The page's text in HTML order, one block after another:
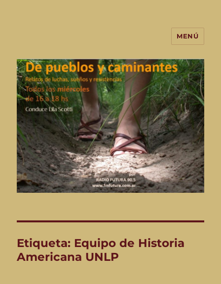
De Pueblos y Caminantes-
programa de radio
MENÚ
Etiqueta: Equipo de Historia
Americana UNLP